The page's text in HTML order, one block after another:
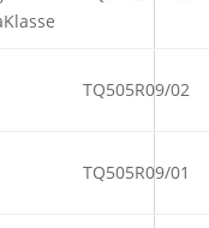
TQ505R09/02
TQ505R09/01